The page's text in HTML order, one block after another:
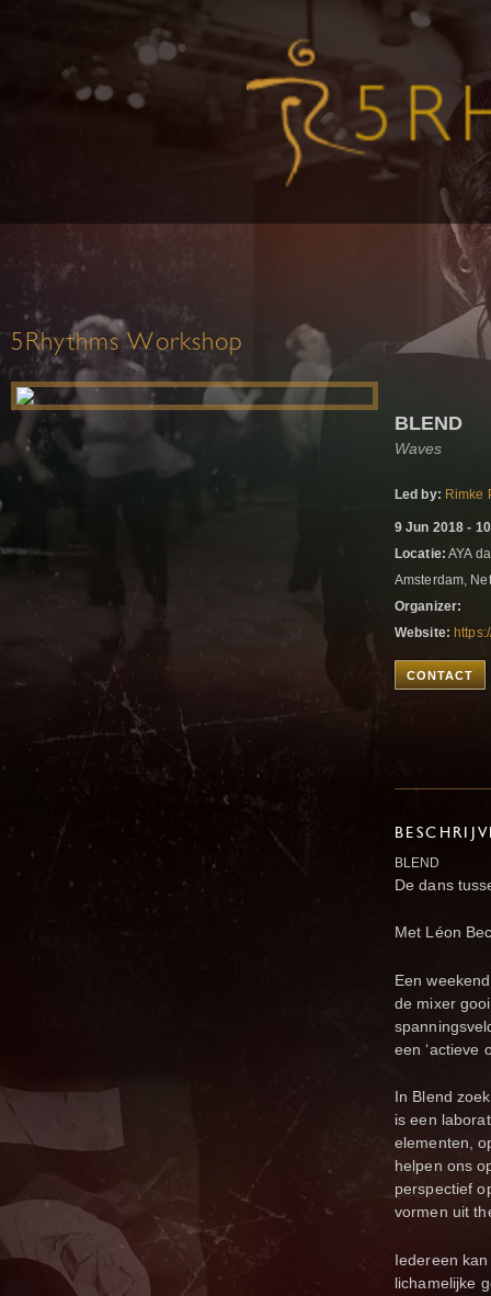
5Rhythms Workshop
BLEND
Waves
Led by: Rimke
9 Jun 2018 -
Locatie: AYA
Amsterdam,
Organizer:
Website:
CONTACT
BLEND
De dans
Met Léon
Een
de mixer
een ‘actieve
In Blend
is een
elementen,
helpen ons
perspectief
vormen uit
Iedereen
lichamelijke